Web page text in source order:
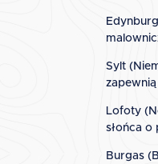
Sylt
Lofoty
słońca o
Burgas